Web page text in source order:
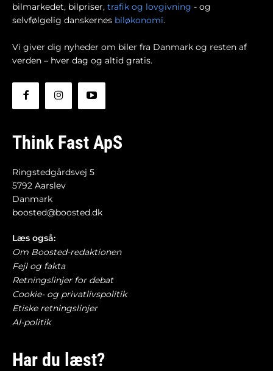
bilmarkedet, bilpriser, trafik og lovgivning - og
selvfølgelig danskernes biløkonomi.
Vi giver dig nyheder om biler fra Danmark og resten af
verden – hver dag og altid gratis.
Think Fast ApS
Ringstedgårdsvej 5
5792 Aarslev
Danmark
boosted@boosted.dk
Læs også:
Om Boosted-redaktionen
Fejl og fakta
Retningslinjer for debat
Cookie- og privatlivspolitik
Etiske retningslinjer
AI-politik
Har du læst?